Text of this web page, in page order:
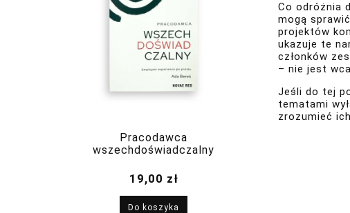
Pracodawca
wszechdoświadczalny
19,00 zł
Do koszyka
Co odróżnia
mogą
projektów
ukazuje te
członków
– nie jest
Jeśli do tej
tematami
zrozumieć